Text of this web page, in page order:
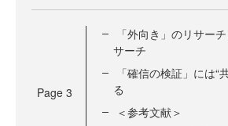
Page 3
「外向き」のリサー
サーチ
「確信の検証」には“
る
＜参考文献＞